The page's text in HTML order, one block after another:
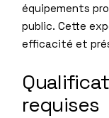
équipements
public. Cette
efficacité et
requises